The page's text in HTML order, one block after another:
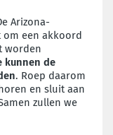
Arizona-
om een akkoord
worden
kunnen de
. Roep daarom
en sluit aan
zullen we